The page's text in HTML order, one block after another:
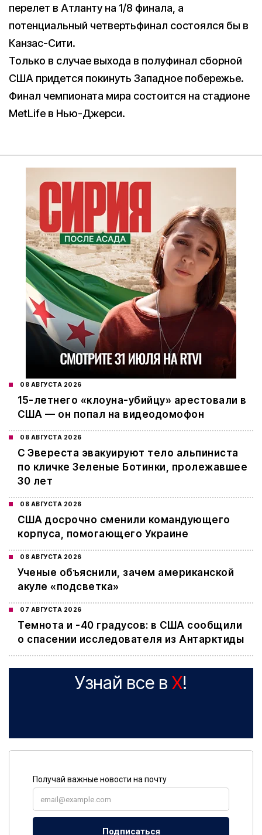
перелет в Атланту на 1/8 финала, а
потенциальный четвертьфинал состоялся бы в
Канзас-Сити.
Только в случае выхода в полуфинал сборной
США придется покинуть Западное побережье.
Финал чемпионата мира состоится на стадионе
MetLife в Нью-Джерси.
08 АВГУСТА 2026
15-летнего «клоуна-убийцу» арестовали в
США — он попал на видеодомофон
08 АВГУСТА 2026
С Эвереста эвакуируют тело альпиниста
по кличке Зеленые Ботинки, пролежавшее
30 лет
08 АВГУСТА 2026
США досрочно сменили командующего
корпуса, помогающего Украине
08 АВГУСТА 2026
Ученые объяснили, зачем американской
акуле «подсветка»
07 АВГУСТА 2026
Темнота и -40 градусов: в США сообщили
о спасении исследователя из Антарктиды
Узнай все в X!